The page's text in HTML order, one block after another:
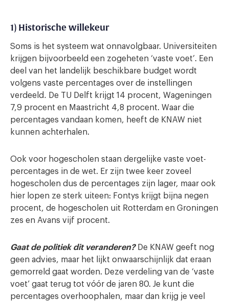
1) Historische willekeur
Soms is het systeem wat onnavolgbaar. Universiteiten
krijgen bijvoorbeeld een zogeheten ‘vaste voet’. Een
deel van het landelijk beschikbare budget wordt
volgens vaste percentages over de instellingen
verdeeld. De TU Delft krijgt 14 procent, Wageningen
7,9 procent en Maastricht 4,8 procent. Waar die
percentages vandaan komen, heeft de KNAW niet
kunnen achterhalen.
Ook voor hogescholen staan dergelijke vaste voet-
percentages in de wet. Er zijn twee keer zoveel
hogescholen dus de percentages zijn lager, maar ook
hier lopen ze sterk uiteen: Fontys krijgt bijna negen
procent, de hogescholen uit Rotterdam en Groningen
zes en Avans vijf procent.
Gaat de politiek dit veranderen? De KNAW geeft nog
geen advies, maar het lijkt onwaarschijnlijk dat eraan
gemorreld gaat worden. Deze verdeling van de ‘vaste
voet’ gaat terug tot vóór de jaren 80. Je kunt die
percentages overhoophalen, maar dan krijg je veel